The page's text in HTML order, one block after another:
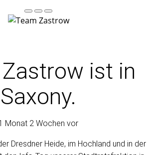
ist in
Saxony.
Monat 2 Wochen vor
Dresdner Heide, im Hochland und in der